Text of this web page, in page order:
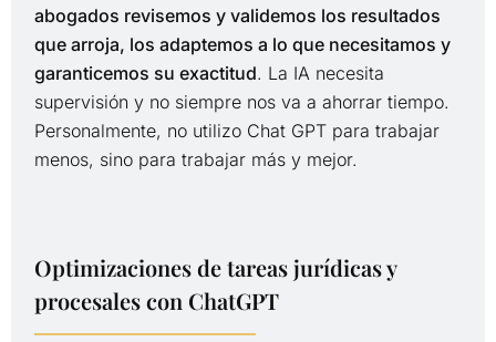
abogados revisemos y validemos los resultados
que arroja, los adaptemos a lo que necesitamos y
garanticemos su exactitud. La IA necesita
supervisión y no siempre nos va a ahorrar tiempo.
Personalmente, no utilizo Chat GPT para trabajar
menos, sino para trabajar más y mejor.
Optimizaciones de tareas jurídicas y
procesales con ChatGPT